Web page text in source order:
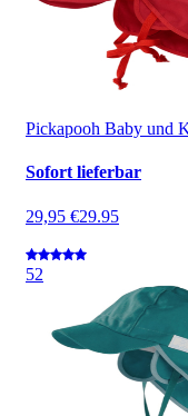
Pickapooh Baby und
Sofort lieferbar
29,95 €29.95
52